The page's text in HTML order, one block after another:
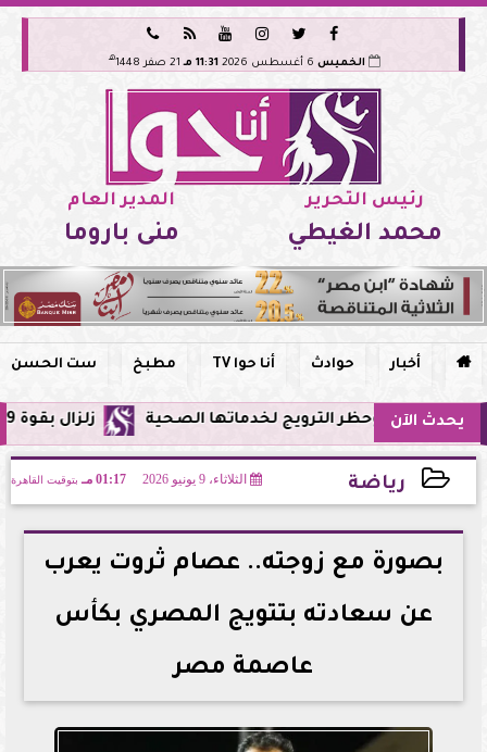






الخميس 11:31 مـ 21 صفر 1448 هـ
رئيس التحرير
محمد الغيطي
المدير العام
منى باروما
 أخبار حوادث أنا حوا TV مطبخ ست الحسن
يحدث الآن زلزال بقوة 5.9 ريختر يشعر به سكان القاهرة وعدة محافظات.. مركزه شرق البحر المتوسط وحظر الترويج لخدماتها الصحية
رياضة الثلاثاء، 9 يونيو 2026 01:17 مـ بتوقيت القاهرة
2026-06-09 13:17:05
بصورة مع زوجته.. عصام ثروت يعرب
عن سعادته بتتويج المصري بكأس
عاصمة مصر